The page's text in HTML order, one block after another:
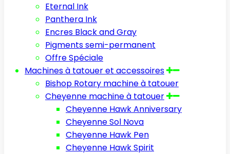
Eternal Ink
Panthera Ink
Encres Black and Gray
Pigments semi-permanent
Offre Spéciale
Machines à tatouer et accessoires
Bishop Rotary machine à tatouer
Cheyenne machine à tatouer
Cheyenne Hawk Anniversary
Cheyenne Sol Nova
Cheyenne Hawk Pen
Cheyenne Hawk Spirit